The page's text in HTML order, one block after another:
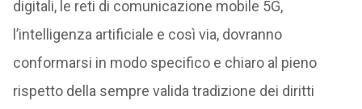
digitali, le reti di comunicazione mobile 5G,
l’intelligenza artificiale e così via, dovranno
conformarsi in modo specifico e chiaro al pieno
rispetto della sempre valida tradizione dei diritti